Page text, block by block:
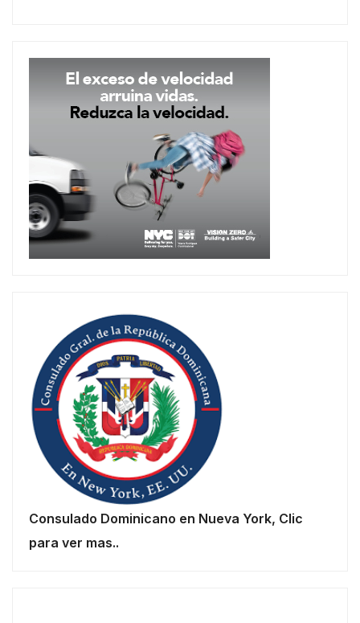
Consulado Dominicano en Nueva York, Clic
para ver mas..